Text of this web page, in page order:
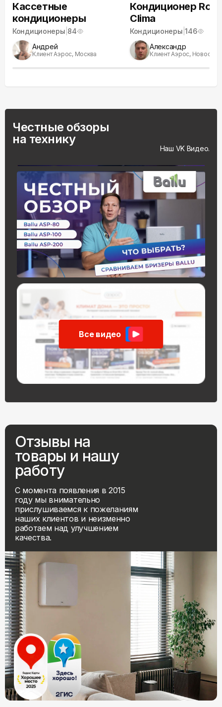
Кассетные
кондиционеры
Кондиционеры 84
Андрей
Клиент Аэрос, Москва
Кондиционер
Clima
Кондиционеры |146
Александр
Клиент Аэрос,
Честные обзоры
на технику
Наш VK Видео.
Смотреть видео
На весь экран
Все видео
Отзывы на
товары и нашу
работу
С момента появления в 2015
году мы внимательно
прислушиваемся к пожеланиям
наших клиентов и неизменно
работаем над улучшением
качества.